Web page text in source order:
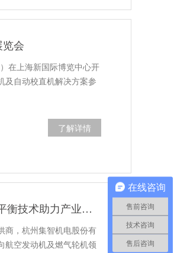
会
在上海新国际博览中心开
及自动校直机解决方案参
了解详情
集智股份亮相2026涡轮技术大会,携平衡技术助力产业发展
商，杭州集智机电股份有
航空发动机及燃气轮机领
在线咨询
售前咨询
技术咨询
售后咨询